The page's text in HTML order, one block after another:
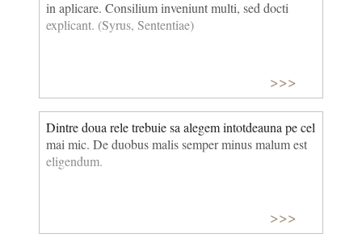
in aplicare. Consilium inveniunt multi, sed docti
explicant. (Syrus, Sententiae)
>>>
Dintre doua rele trebuie sa alegem intotdeauna pe cel
mai mic. De duobus malis semper minus malum est
eligendum.
>>>